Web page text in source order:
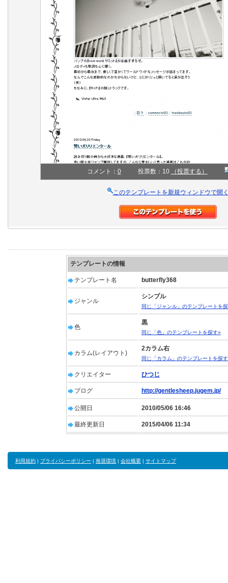
コメント： 0 投票数：10 （投票する）
このテンプレートを新規ウィンドウで開
テンプレートの情報
テンプレート名 butterfly368
ジャンル
シンプル
同じ「ジャンル」のテンプレートを
色
黒
同じ「色」のテンプレートを探す»
カラム(レイアウト)
2カラム右
同じ「カラム」のテンプレートを探
クリエイター ひつじ
ブログ http://gentlesheep.jugem.jp/
公開日 2010/05/06 16:46
最終更新日 2015/04/06 11:34
利用規約 | プライバシーポリシー | 推奨環境 | 会社概要 | サイトマップ